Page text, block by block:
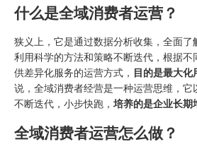
什么是全域消费者运营？
狭义上，它是通过数据分析收集，全面了
利用科学的方法和策略不断迭代，根据
供差异化服务的运营方式， 目的是最大化
说，全域消费者经营是一种运营思维，它
不断迭代，小步快跑， 培养的是企业长期
全域消费者运营怎么做？